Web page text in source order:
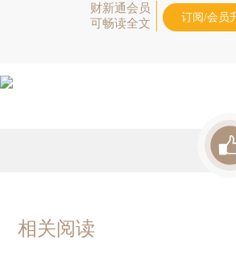
财新通会员
可畅读全文
订阅/会员
相关阅读